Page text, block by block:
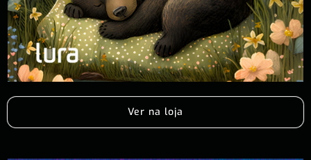
Ver na loja